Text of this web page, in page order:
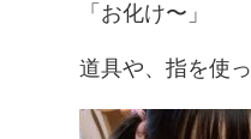
「お化け〜」
道具や、指を使